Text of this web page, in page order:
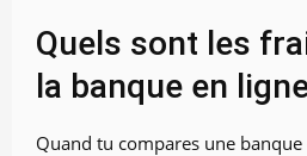
Quels sont les
la banque en
Quand tu compares une